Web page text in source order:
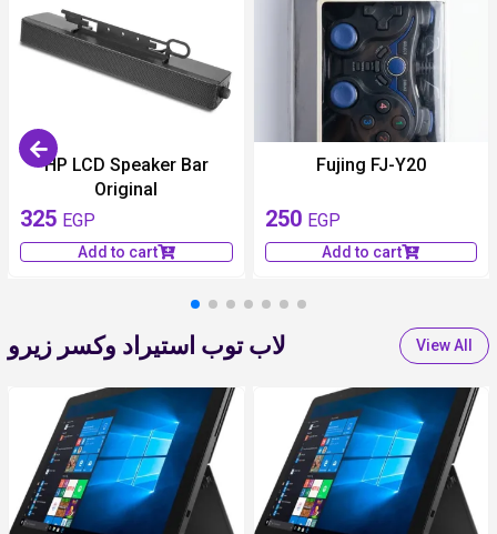
HP LCD Speaker Bar
Original
325 EGP
Add to cart
Fujing FJ-Y20
250 EGP
Add to cart
لاب توب استيراد وكسر زيرو View All